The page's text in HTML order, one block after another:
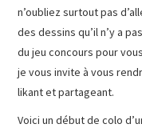
n’oubliez surtout pas
des dessins qu’il n’y a
du jeu concours pour
je vous invite à vous
likant et partageant.
Voici un début de colo